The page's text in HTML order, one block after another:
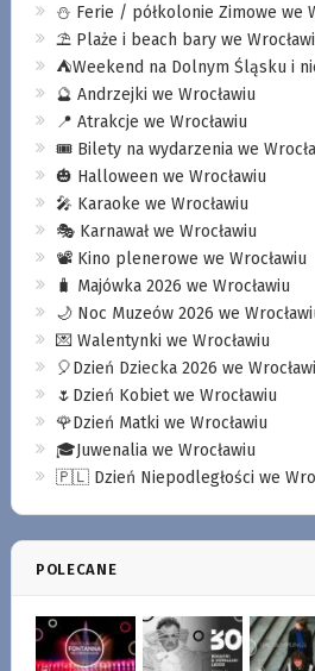
⛄️ Ferie / półkolonie Zimowe we
⛱️ Plaże i beach bary we
⛺️Weekend na Dolnym Śląsku i
🔮 Andrzejki we Wrocławiu
📍 Atrakcje we Wrocławiu
🎟️ Bilety na wydarzenia we
🎃 Halloween we Wrocławiu
🎤 Karaoke we Wrocławiu
🎭 Karnawał we Wrocławiu
📽️ Kino plenerowe we Wrocławiu
🧳 Majówka 2026 we Wrocławiu
🌙 Noc Muzeów 2026 we
💌 Walentynki we Wrocławiu
🎈Dzień Dziecka 2026 we
🌷Dzień Kobiet we Wrocławiu
🌹Dzień Matki we Wrocławiu
🎓Juwenalia we Wrocławiu
🇵🇱 Dzień Niepodległości we
POLECANE